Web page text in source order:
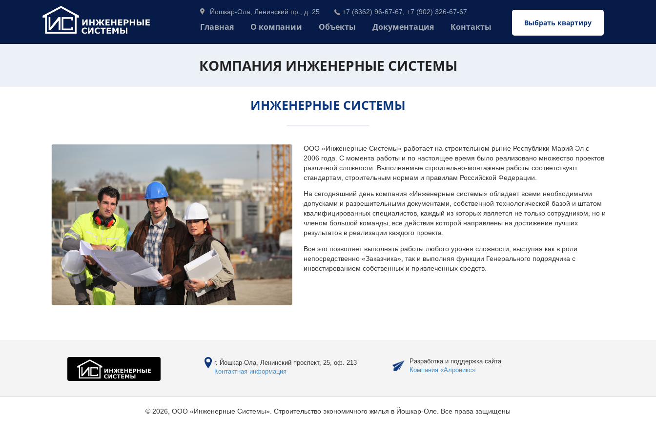
Выбрать квартиру
Йошкар-Ола, Ленинский пр., д. 25 +7 (8362) 96-67-67, +7 (902) 326-67-67
Главная О компании Объекты Документация Контакты
КОМПАНИЯ ИНЖЕНЕРНЫЕ СИСТЕМЫ
ИНЖЕНЕРНЫЕ СИСТЕМЫ
ООО «Инженерные Системы» работает на строительном рынке Республики Марий Эл с
2006 года. С момента работы и по настоящее время было реализовано множество проектов
различной сложности. Выполняемые строительно-монтажные работы соответствуют
стандартам, строительным нормам и правилам Российской Федерации.
На сегодняшний день компания «Инженерные системы» обладает всеми необходимыми
допусками и разрешительными документами, собственной технологической базой и штатом
квалифицированных специалистов, каждый из которых является не только сотрудником, но и
членом большой команды, все действия которой направлены на достижение лучших
результатов в реализации каждого проекта.
Все это позволяет выполнять работы любого уровня сложности, выступая как в роли
непосредственно «Заказчика», так и выполняя функции Генерального подрядчика с
инвестированием собственных и привлеченных средств.
г. Йошкар-Ола, Ленинский проспект, 25, оф. 213
Контактная информация
Разработка и поддержка сайта
Компания «Алроникс»
© 2026, ООО «Инженерные Системы». Строительство экономичного жилья в Йошкар-Оле. Все права защищены